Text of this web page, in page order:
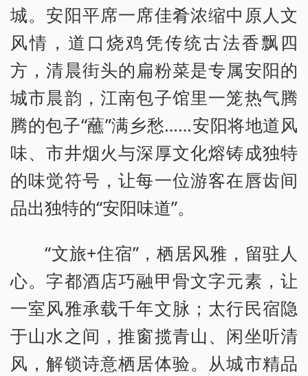
城。安阳平席一席佳肴浓缩中原人文
风情，道口烧鸡凭传统古法香飘四
方，清晨街头的扁粉菜是专属安阳的
城市晨韵，江南包子馆里一笼热气腾
腾的包子“蘸”满乡愁……安阳将地道风
味、市井烟火与深厚文化熔铸成独特
的味觉符号，让每一位游客在唇齿间
品出独特的“安阳味道”。
“文旅+住宿”，栖居风雅，留驻人
心。字都酒店巧融甲骨文字元素，让
一室风雅承载千年文脉；太行民宿隐
于山水之间，推窗揽青山、闲坐听清
风，解锁诗意栖居体验。从城市精品